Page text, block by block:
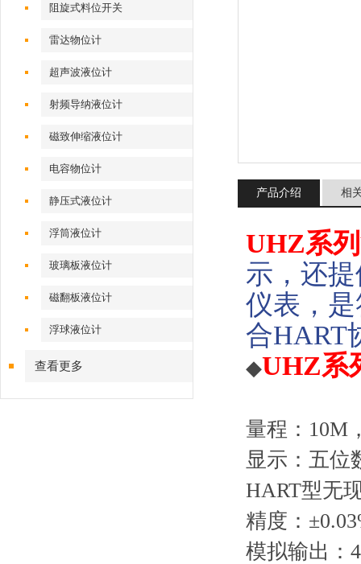
阻旋式料位开关
雷达物位计
超声波液位计
射频导纳液位计
磁致伸缩液位计
电容物位计
静压式液位计
浮筒液位计
玻璃板液位计
磁翻板液位计
浮球液位计
查看更多
产品介绍 相
UHZ系
示，还
仪表，
合HART
◆UHZ系
量程：10M
显示：五位
HART型无
精度：
模拟输出：